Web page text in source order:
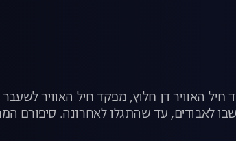
חיל האוויר דן חלוץ, מפקד חיל האוויר
לאבודים, עד שהתגלו לאחרונה. סיפורם